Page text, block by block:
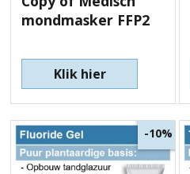
mondmasker FFP2
Klik hier
-10%